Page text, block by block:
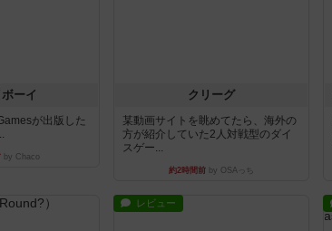
ーイ
が出版した
by Chaco
クリーグ
某動画サイトを眺めてたら、海外の
方が紹介していた2人対戦型のダイ
スゲー...
約2時間前 by OSAっち
レビュー